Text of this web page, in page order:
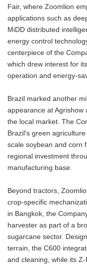
Fair, where Zoomlion
applications such as
MiDD distributed
energy control
centerpiece of the
which drew interest for
operation and energy-
Brazil marked another
appearance at Agrishow
the local market. The
Brazil's green
scale soybean and corn
regional investment
manufacturing base.
Beyond tractors,
crop-specific
in Bangkok, the
harvester as part of a
sugarcane sector.
terrain, the C600
and cleaning, while its